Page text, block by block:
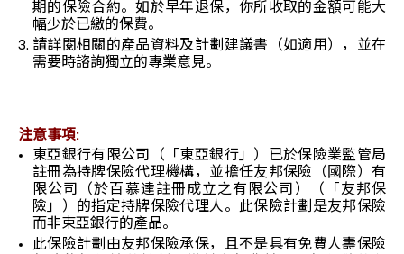
期的保險合約。如於早年退保，你所收取的金額可能大
幅少於已繳的保費。
請詳閱相關的產品資料及計劃建議書（如適用），並在
需要時諮詢獨立的專業意見。
注意事項:
東亞銀行有限公司（「東亞銀行」）已於保險業監管局
註冊為持牌保險代理機構，並擔任友邦保險（國際）有
限公司（於百慕達註冊成立之有限公司）（「友邦保
險」）的指定持牌保險代理人。此保險計劃是友邦保險
而非東亞銀行的產品。
此保險計劃由友邦保險承保，且不是具有免費人壽保險